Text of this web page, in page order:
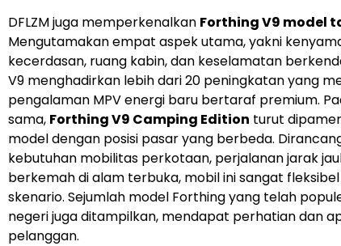
DFLZM juga memperkenalkan Forthing V9 model
Mengutamakan empat aspek utama, yakni
kecerdasan, ruang kabin, dan keselamatan
V9 menghadirkan lebih dari 20 peningkatan yang
pengalaman MPV energi baru bertaraf premium.
sama, Forthing V9 Camping Edition turut
model dengan posisi pasar yang berbeda.
kebutuhan mobilitas perkotaan, perjalanan jarak
berkemah di alam terbuka, mobil ini sangat
skenario. Sejumlah model Forthing yang telah
negeri juga ditampilkan, mendapat perhatian dan
pelanggan.